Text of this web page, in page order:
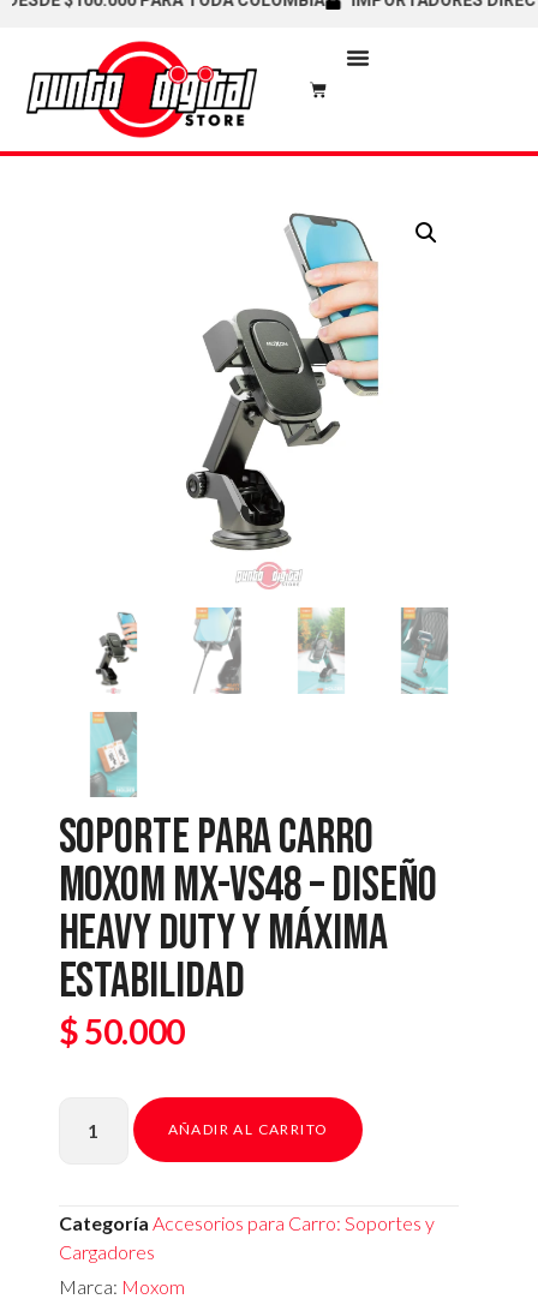
SOPORTE PARA CARRO
MOXOM MX-VS48 – DISEÑO
HEAVY DUTY Y MÁXIMA
ESTABILIDAD
$50.000
AÑADIR AL CARRITO
Categoría Accesorios para Carro: Soportes y
Cargadores
Marca: Moxom